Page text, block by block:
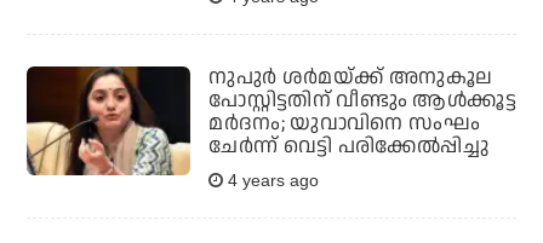
നുപുര്‍ ശര്‍മയ്ക്ക് അനുകൂല
പോസ്റ്റിട്ടതിന് വീണ്ടും ആള്‍ക്കൂട്ട
മര്‍ദനം; യുവാവിനെ സംഘം
ചേര്‍ന്ന് വെട്ടി പരിക്കേല്‍പ്പിച്ചു
4 years ago